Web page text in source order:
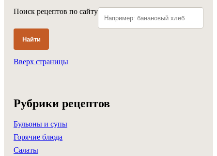
Поиск рецептов по сайту
Найти
Вверх страницы
Рубрики рецептов
Бульоны и супы
Горячие блюда
Салаты